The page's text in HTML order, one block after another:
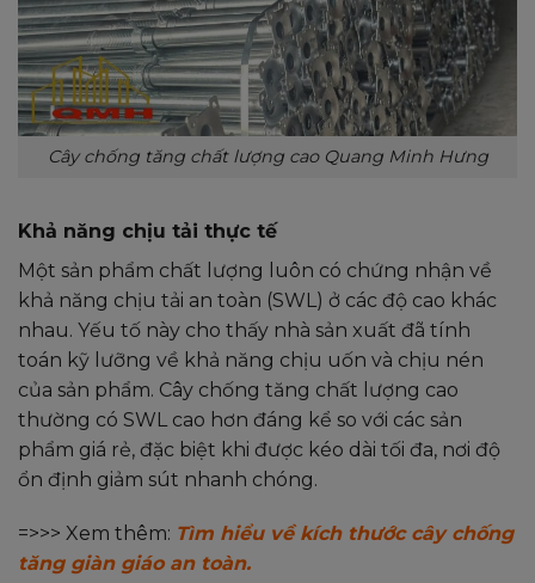
Cây chống tăng chất lượng cao Quang Minh Hưng
Khả năng chịu tải thực tế
Một sản phẩm chất lượng luôn có chứng nhận về
khả năng chịu tải an toàn (SWL) ở các độ cao khác
nhau. Yếu tố này cho thấy nhà sản xuất đã tính
toán kỹ lưỡng về khả năng chịu uốn và chịu nén
của sản phẩm. Cây chống tăng chất lượng cao
thường có SWL cao hơn đáng kể so với các sản
phẩm giá rẻ, đặc biệt khi được kéo dài tối đa, nơi độ
ổn định giảm sút nhanh chóng.
=>>> Xem thêm: Tìm hiểu về kích thước cây chống
tăng giàn giáo an toàn.